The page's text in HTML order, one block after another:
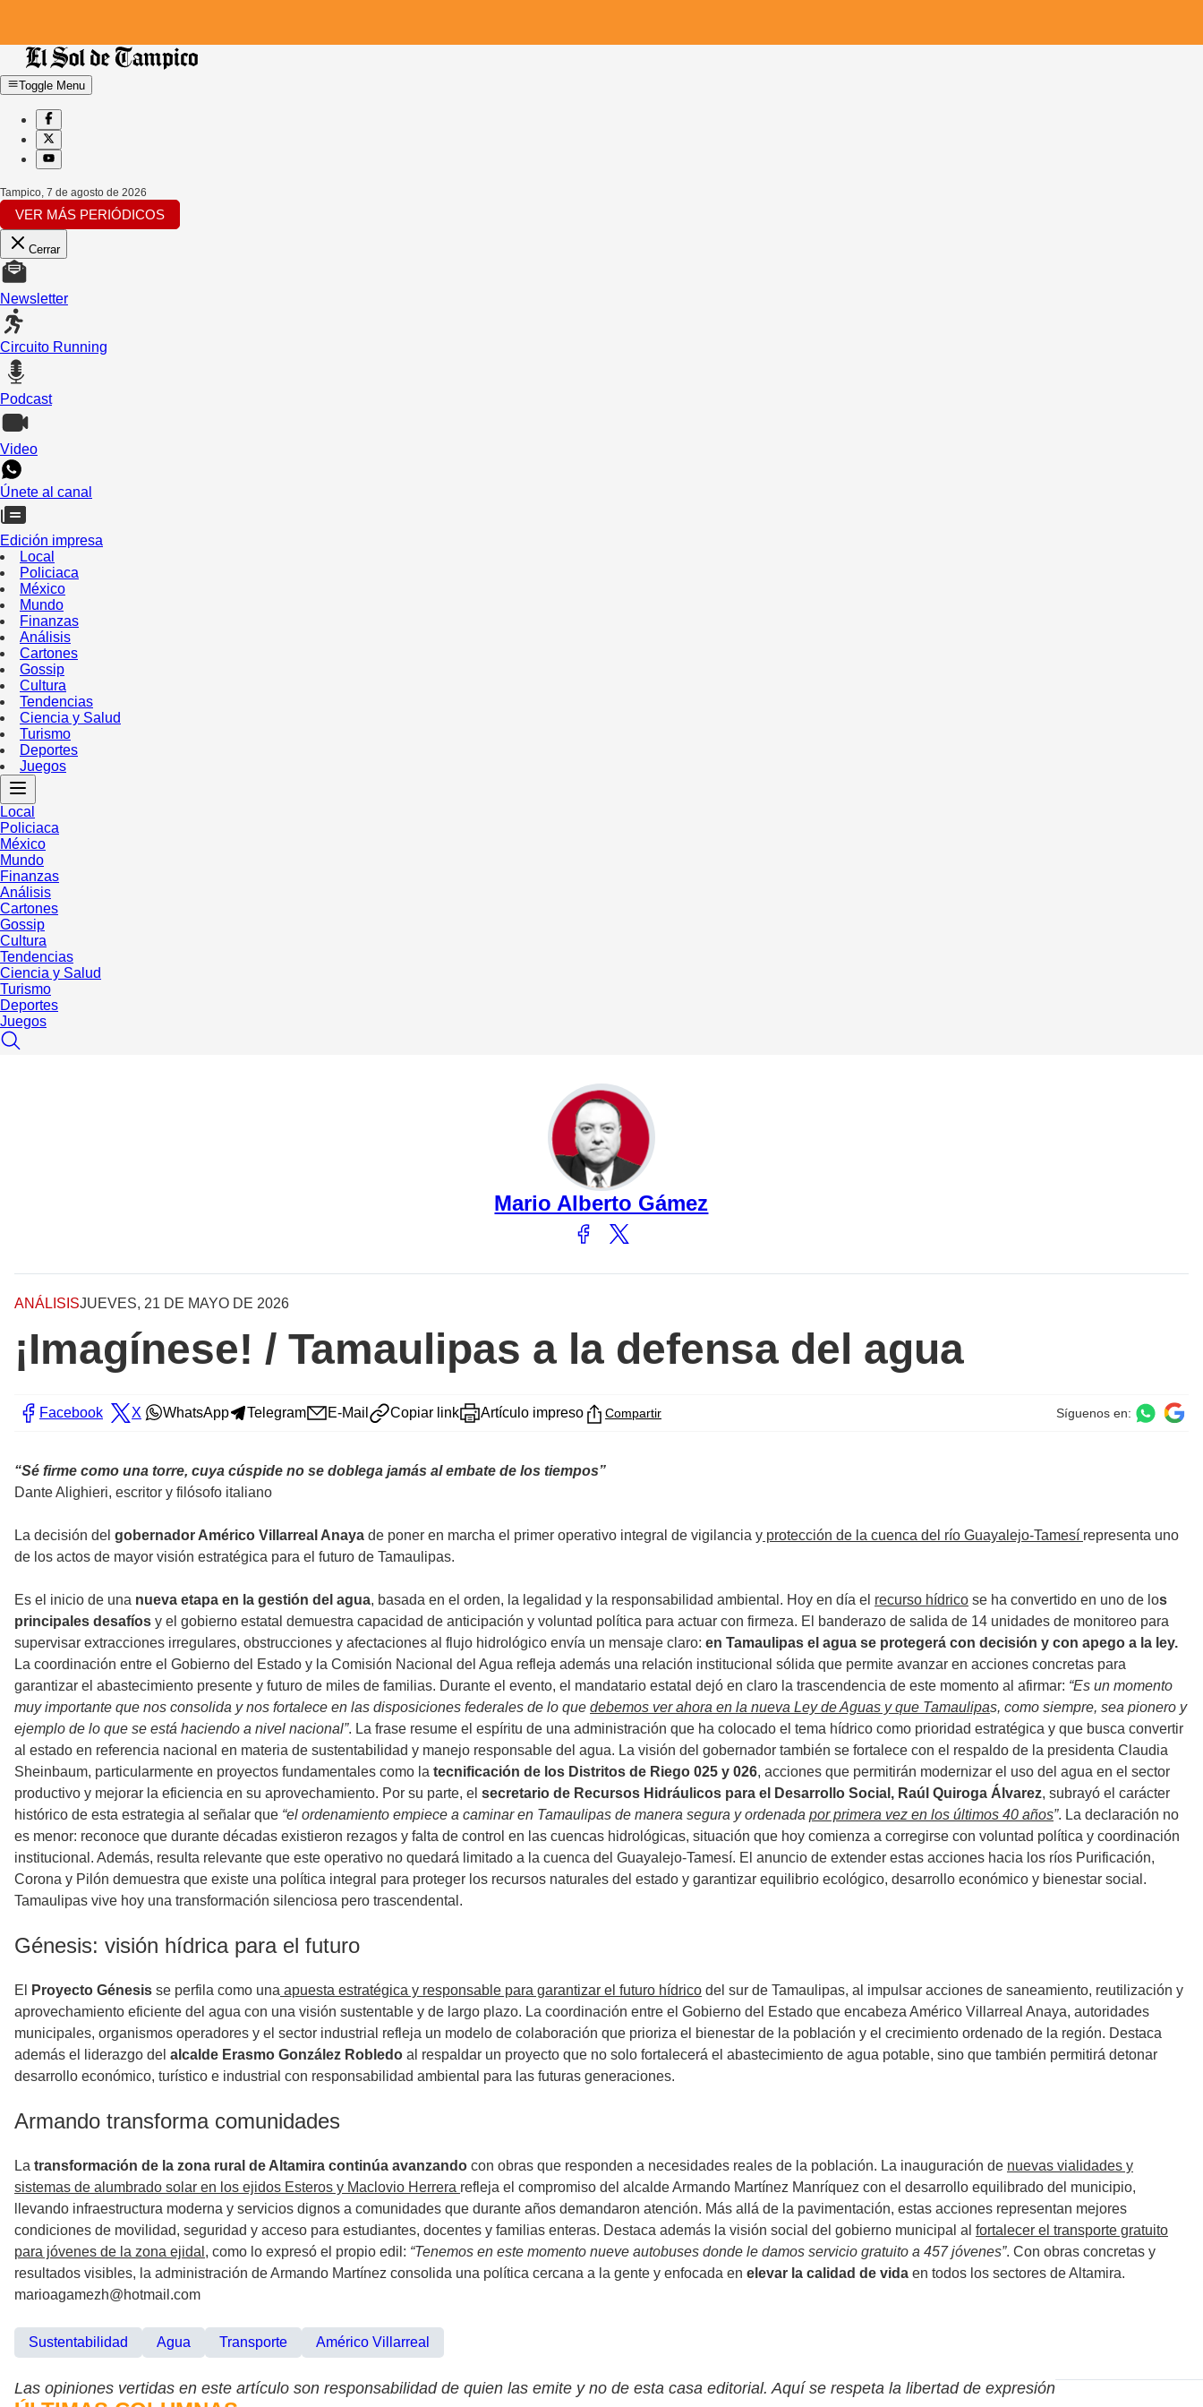
Toggle Menu
Tampico, 7 de agosto de 2026
VER MÁS PERIÓDICOS
Cerrar
Newsletter
Circuito Running
Podcast
Video
Únete al canal
Edición impresa
Local
Policiaca
México
Mundo
Finanzas
Análisis
Cartones
Gossip
Cultura
Tendencias
Ciencia y Salud
Turismo
Deportes
Juegos
Local
Policiaca
México
Mundo
Finanzas
Análisis
Cartones
Gossip
Cultura
Tendencias
Ciencia y Salud
Turismo
Deportes
Juegos
Mario Alberto Gámez
ANÁLISISJUEVES, 21 DE MAYO DE 2026
¡Imagínese! / Tamaulipas a la defensa del agua
Facebook X WhatsApp Telegram E-Mail Copiar link Artículo impreso Compartir Síguenos en:
“Sé firme como una torre, cuya cúspide no se doblega jamás al embate de los tiempos”
Dante Alighieri, escritor y filósofo italiano
La decisión del gobernador Américo Villarreal Anaya de poner en marcha el primer operativo integral de vigilancia y protección de la cuenca del río Guayalejo-Tamesí representa uno
de los actos de mayor visión estratégica para el futuro de Tamaulipas.
Es el inicio de una nueva etapa en la gestión del agua, basada en el orden, la legalidad y la responsabilidad ambiental. Hoy en día el recurso hídrico se ha convertido en uno de los
principales desafíos y el gobierno estatal demuestra capacidad de anticipación y voluntad política para actuar con firmeza. El banderazo de salida de 14 unidades de monitoreo para
supervisar extracciones irregulares, obstrucciones y afectaciones al flujo hidrológico envía un mensaje claro: en Tamaulipas el agua se protegerá con decisión y con apego a la ley.
La coordinación entre el Gobierno del Estado y la Comisión Nacional del Agua refleja además una relación institucional sólida que permite avanzar en acciones concretas para
garantizar el abastecimiento presente y futuro de miles de familias. Durante el evento, el mandatario estatal dejó en claro la trascendencia de este momento al afirmar: “Es un momento
muy importante que nos consolida y nos fortalece en las disposiciones federales de lo que debemos ver ahora en la nueva Ley de Aguas y que Tamaulipas, como siempre, sea pionero y
ejemplo de lo que se está haciendo a nivel nacional”. La frase resume el espíritu de una administración que ha colocado el tema hídrico como prioridad estratégica y que busca convertir
al estado en referencia nacional en materia de sustentabilidad y manejo responsable del agua. La visión del gobernador también se fortalece con el respaldo de la presidenta Claudia
Sheinbaum, particularmente en proyectos fundamentales como la tecnificación de los Distritos de Riego 025 y 026, acciones que permitirán modernizar el uso del agua en el sector
productivo y mejorar la eficiencia en su aprovechamiento. Por su parte, el secretario de Recursos Hidráulicos para el Desarrollo Social, Raúl Quiroga Álvarez, subrayó el carácter
histórico de esta estrategia al señalar que “el ordenamiento empiece a caminar en Tamaulipas de manera segura y ordenada por primera vez en los últimos 40 años”. La declaración no
es menor: reconoce que durante décadas existieron rezagos y falta de control en las cuencas hidrológicas, situación que hoy comienza a corregirse con voluntad política y coordinación
institucional. Además, resulta relevante que este operativo no quedará limitado a la cuenca del Guayalejo-Tamesí. El anuncio de extender estas acciones hacia los ríos Purificación,
Corona y Pilón demuestra que existe una política integral para proteger los recursos naturales del estado y garantizar equilibrio ecológico, desarrollo económico y bienestar social.
Tamaulipas vive hoy una transformación silenciosa pero trascendental.
Génesis: visión hídrica para el futuro
El Proyecto Génesis se perfila como una apuesta estratégica y responsable para garantizar el futuro hídrico del sur de Tamaulipas, al impulsar acciones de saneamiento, reutilización y
aprovechamiento eficiente del agua con una visión sustentable y de largo plazo. La coordinación entre el Gobierno del Estado que encabeza Américo Villarreal Anaya, autoridades
municipales, organismos operadores y el sector industrial refleja un modelo de colaboración que prioriza el bienestar de la población y el crecimiento ordenado de la región. Destaca
además el liderazgo del alcalde Erasmo González Robledo al respaldar un proyecto que no solo fortalecerá el abastecimiento de agua potable, sino que también permitirá detonar
desarrollo económico, turístico e industrial con responsabilidad ambiental para las futuras generaciones.
Armando transforma comunidades
La transformación de la zona rural de Altamira continúa avanzando con obras que responden a necesidades reales de la población. La inauguración de nuevas vialidades y
sistemas de alumbrado solar en los ejidos Esteros y Maclovio Herrera refleja el compromiso del alcalde Armando Martínez Manríquez con el desarrollo equilibrado del municipio,
llevando infraestructura moderna y servicios dignos a comunidades que durante años demandaron atención. Más allá de la pavimentación, estas acciones representan mejores
condiciones de movilidad, seguridad y acceso para estudiantes, docentes y familias enteras. Destaca además la visión social del gobierno municipal al fortalecer el transporte gratuito
para jóvenes de la zona ejidal, como lo expresó el propio edil: “Tenemos en este momento nueve autobuses donde le damos servicio gratuito a 457 jóvenes”. Con obras concretas y
resultados visibles, la administración de Armando Martínez consolida una política cercana a la gente y enfocada en elevar la calidad de vida en todos los sectores de Altamira.
marioagamezh@hotmail.com
Sustentabilidad Agua Transporte Américo Villarreal
Las opiniones vertidas en este artículo son responsabilidad de quien las emite y no de esta casa editorial. Aquí se respeta la libertad de expresión